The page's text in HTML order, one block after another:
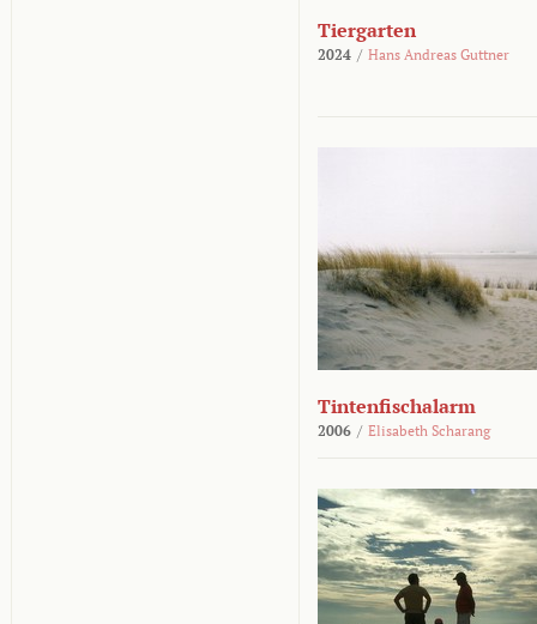
Tiergarten
2024 / Hans Andreas Guttner
Tintenfischalarm
2006 / Elisabeth Scharang